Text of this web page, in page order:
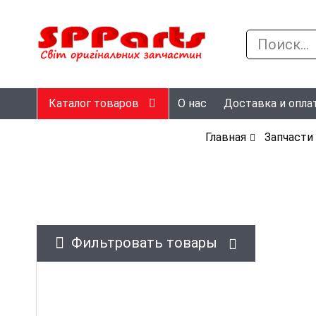
Каталог товаров О нас Доставка и
Главная
Фильтровать товары